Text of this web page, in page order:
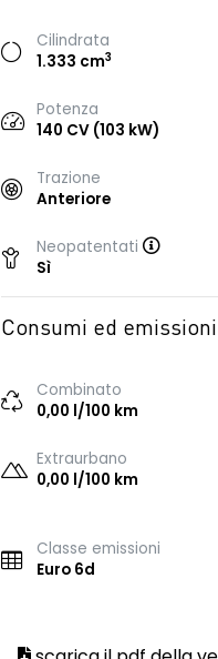
Cilindrata
1.333 cm3
Potenza
140 CV (103 kW)
Trazione
Anteriore
Neopatentati
Sì
Consumi ed emissioni
Combinato
0,00 l/100 km
Extraurbano
0,00 l/100 km
Classe emissioni
Euro 6d